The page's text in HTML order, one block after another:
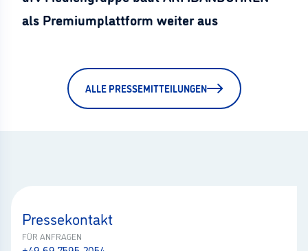
als Premiumplattform weiter aus
ALLE PRESSEMITTEILUNGEN
Pressekontakt
FÜR ANFRAGEN